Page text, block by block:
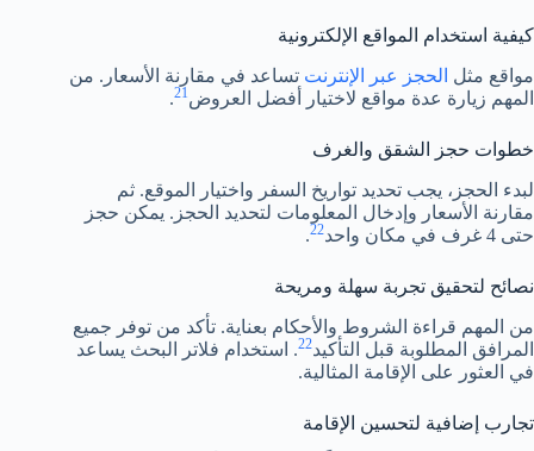
كيفية استخدام المواقع الإلكترونية
مواقع مثل الحجز عبر الإنترنت تساعد في مقارنة الأسعار. من
المهم زيارة عدة مواقع لاختيار أفضل العروض21
.
خطوات حجز الشقق والغرف
لبدء الحجز، يجب تحديد تواريخ السفر واختيار الموقع. ثم
مقارنة الأسعار وإدخال المعلومات لتحديد الحجز. يمكن حجز
حتى 4 غرف في مكان واحد
22
.
نصائح لتحقيق تجربة سهلة ومريحة
من المهم قراءة الشروط والأحكام بعناية. تأكد من توفر جميع
المرافق المطلوبة قبل التأكيد22. استخدام فلاتر البحث يساعد
في العثور على الإقامة المثالية.
تجارب إضافية لتحسين الإقامة